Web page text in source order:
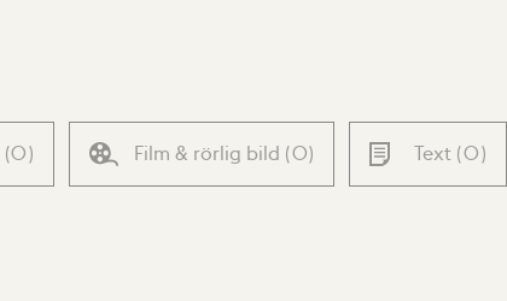
(0) Film & rörlig bild (0) Text (0)